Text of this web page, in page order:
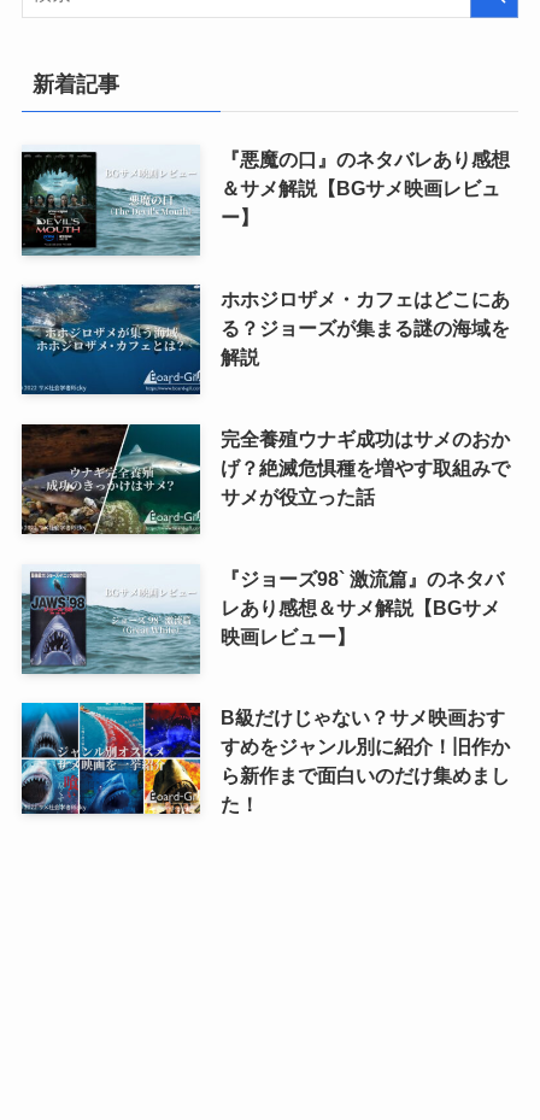
新着記事
『悪魔の口』のネタバレあり感想
＆サメ解説【BGサメ映画レビュ
ー】
ホホジロザメ・カフェはどこにあ
る？ジョーズが集まる謎の海域を
解説
完全養殖ウナギ成功はサメのおか
げ？絶滅危惧種を増やす取組みで
サメが役立った話
『ジョーズ98` 激流篇』のネタバ
レあり感想＆サメ解説【BGサメ
映画レビュー】
B級だけじゃない？サメ映画おす
すめをジャンル別に紹介！旧作か
ら新作まで面白いのだけ集めまし
た！